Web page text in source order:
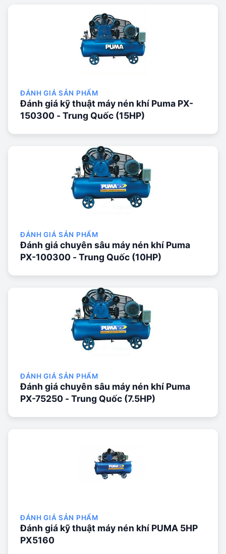
ĐÁNH GIÁ SẢN PHẨM
Đánh giá kỹ thuật máy nén khí Puma PX-
150300 - Trung Quốc (15HP)
ĐÁNH GIÁ SẢN PHẨM
Đánh giá chuyên sâu máy nén khí Puma
PX-100300 - Trung Quốc (10HP)
ĐÁNH GIÁ SẢN PHẨM
Đánh giá chuyên sâu máy nén khí Puma
PX-75250 - Trung Quốc (7.5HP)
ĐÁNH GIÁ SẢN PHẨM
Đánh giá kỹ thuật máy nén khí PUMA 5HP
PX5160